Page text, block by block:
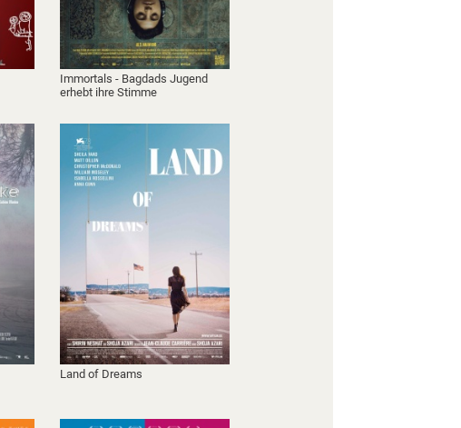
Immortals - Bagdads Jugend
erhebt ihre Stimme
Land of Dreams